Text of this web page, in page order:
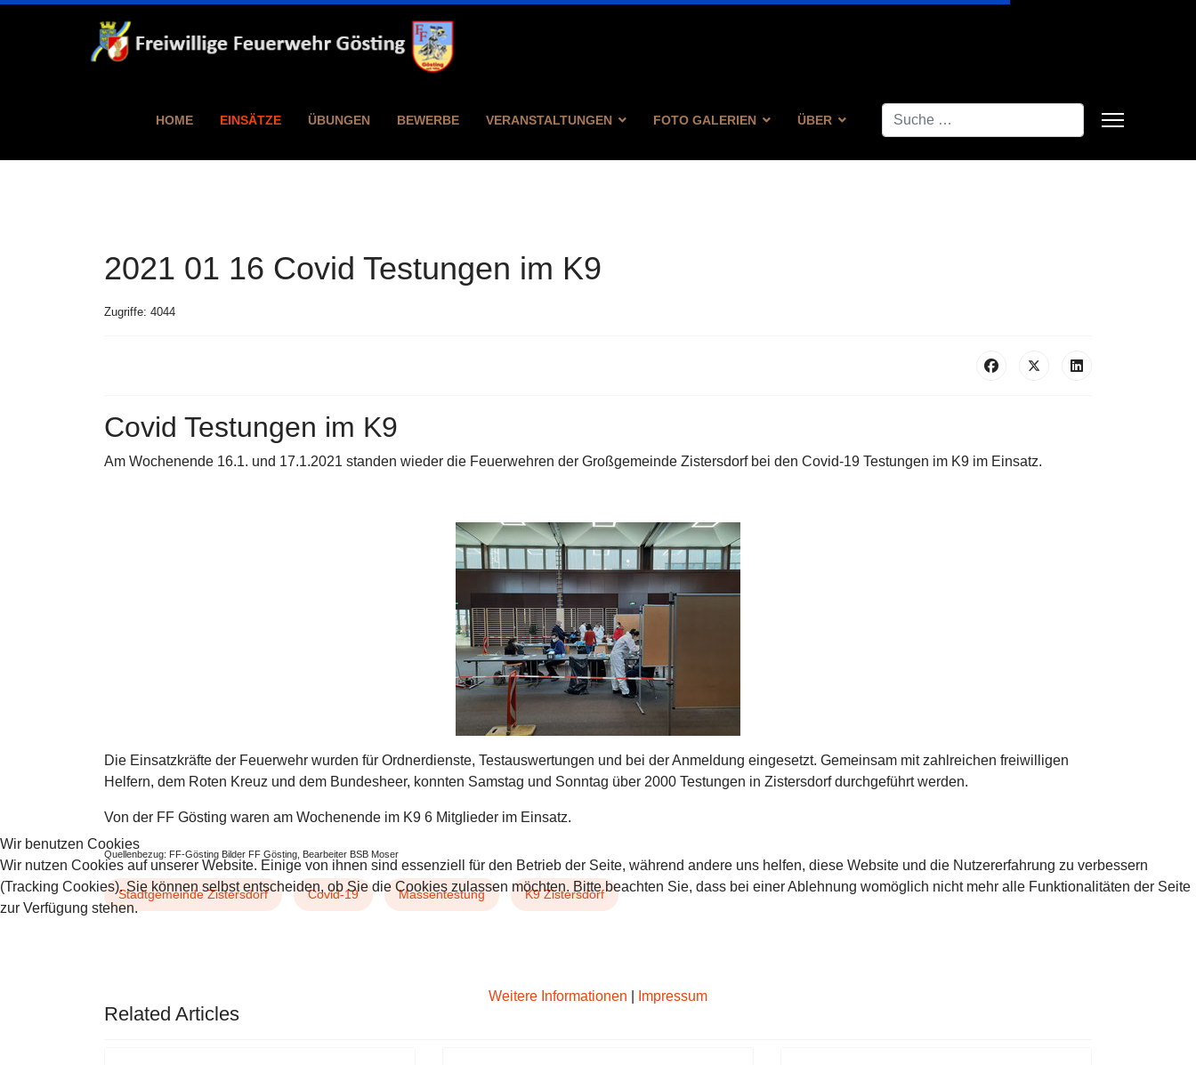
HOME EINSÄTZE ÜBUNGEN BEWERBE VERANSTALTUNGEN FOTO GALERIEN ÜBER Suchen
2021 01 16 Covid Testungen im K9
Zugriffe: 4044
Covid Testungen im K9
Am Wochenende 16.1. und 17.1.2021 standen wieder die Feuerwehren der Großgemeinde Zistersdorf bei den Covid-19 Testungen im K9 im Einsatz.
Die Einsatzkräfte der Feuerwehr wurden für Ordnerdienste, Testauswertungen und bei der Anmeldung eingesetzt. Gemeinsam mit zahlreichen freiwilligen
Helfern, dem Roten Kreuz und dem Bundesheer, konnten Samstag und Sonntag über 2000 Testungen in Zistersdorf durchgeführt werden.
Von der FF Gösting waren am Wochenende im K9 6 Mitglieder im Einsatz.
Quellenbezug: FF-Gösting Bilder FF Gösting, Bearbeiter BSB Moser
Stadtgemeinde Zistersdorf Covid-19 Massentestung K9 Zistersdorf
Related Articles
Wir benutzen Cookies
Wir nutzen Cookies auf unserer Website. Einige von ihnen sind essenziell für den Betrieb der Seite, während andere uns helfen, diese Website und die Nutzererfahrung zu verbessern
(Tracking Cookies). Sie können selbst entscheiden, ob Sie die Cookies zulassen möchten. Bitte beachten Sie, dass bei einer Ablehnung womöglich nicht mehr alle Funktionalitäten der Seite
zur Verfügung stehen.
Weitere Informationen Impressum